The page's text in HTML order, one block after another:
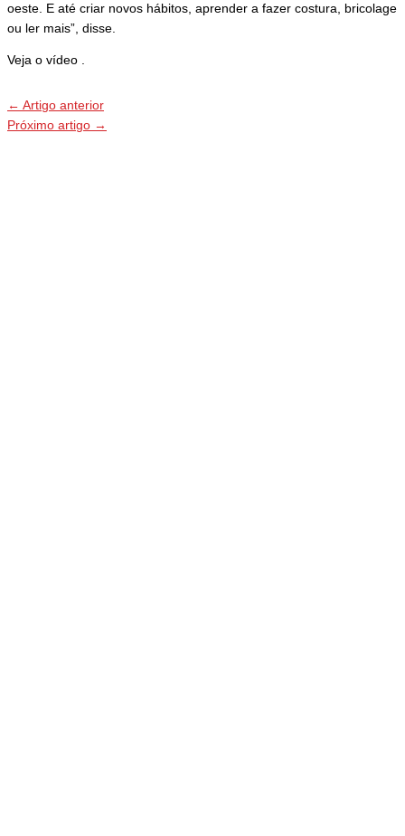
oeste. E até criar novos hábitos, aprender a fazer costura, bricolage
ou ler mais”, disse.
Veja o vídeo .
← Artigo anterior
Próximo artigo →